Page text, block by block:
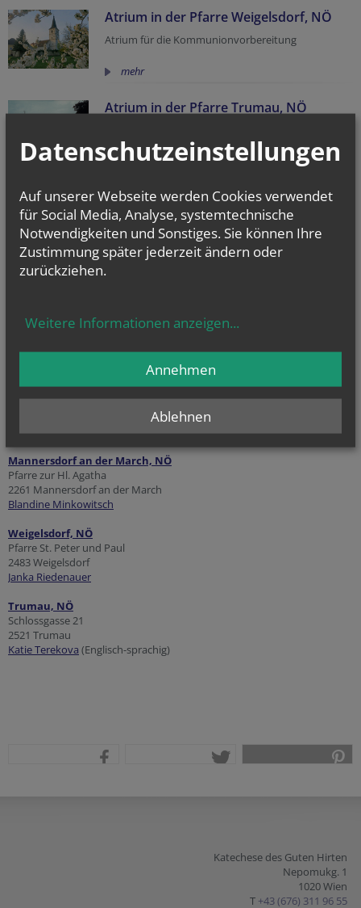
Atrium in der Pfarre Weigelsdorf, NÖ
Atrium für die Kommunionvorbereitung
mehr
Atrium in der Pfarre Trumau, NÖ
mehr
Kursangebote für Erwachsene
Kontakte
Wien,1020
PfarreSt. Johann Nepomuk
Evi Neugebauer
Mannersdorf an der March, NÖ
Pfarre zur Hl. Agatha
2261 Mannersdorf an der March
Blandine Minkowitsch
Weigelsdorf, NÖ
Pfarre St. Peter und Paul
2483 Weigelsdorf
Janka Riedenauer
Trumau, NÖ
Schlossgasse 21
2521 Trumau
Katie Terekova (Englisch-sprachig)
Katechese des Guten Hirten
Nepomukg. 1
1020 Wien
T +43 (676) 311 96 55
Datenschutzeinstellungen
Auf unserer Webseite werden Cookies verwendet
für Social Media, Analyse, systemtechnische
Notwendigkeiten und Sonstiges. Sie können Ihre
Zustimmung später jederzeit ändern oder
zurückziehen.
Weitere Informationen anzeigen...
Ablehnen
Annehmen